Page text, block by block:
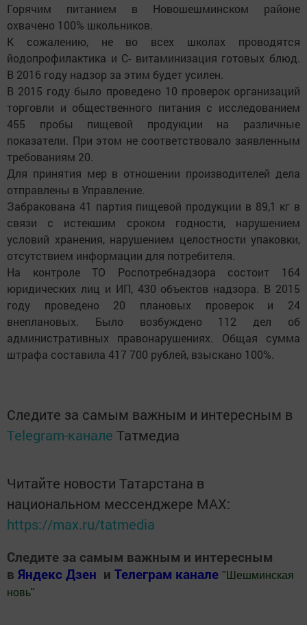
Горячим питанием в Новошешминском районе
охвачено 100% школьников.
К сожалению, не во всех школах проводятся
йодопрофилактика и С- витаминизация готовых блюд.
В 2016 году надзор за этим будет усилен.
В 2015 году было проведено 10 проверок организаций
торговли и общественного питания с исследованием
455 пробы пищевой продукции на различные
показатели. При этом не соответствовало заявленным
требованиям 20.
Для принятия мер в отношении производителей дела
отправлены в Управление.
Забракована 41 партия пищевой продукции в 89,1 кг в
связи с истекшим сроком годности, нарушением
условий хранения, нарушением целостности упаковки,
отсутствием информации для потребителя.
На контроле ТО Роспотребнадзора состоит 164
юридических лиц и ИП, 430 объектов надзора. В 2015
году проведено 20 плановых проверок и 24
внеплановых. Было возбуждено 112 дел об
административных правонарушениях. Общая сумма
штрафа составила 417 700 рублей, взыскано 100%.
Следите за самым важным и интересным в
Telegram-канале Татмедиа
Читайте новости Татарстана в
национальном мессенджере MАХ:
https://max.ru/tatmedia
Следите за самым важным и интересным
в Яндекс Дзен и Телеграм канале " Шешминская
новь"